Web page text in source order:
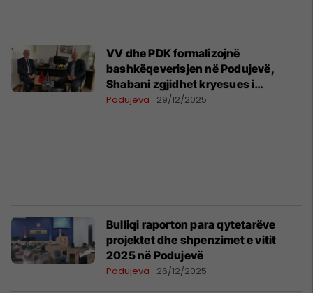
VV dhe PDK formalizojnë
bashkëqeverisjen në Podujevë,
Shabani zgjidhet kryesues i
Kuvendit
Podujeva 29/12/2025
Bulliqi raporton para qytetarëve
projektet dhe shpenzimet e vitit
2025 në Podujevë
Podujeva 26/12/2025